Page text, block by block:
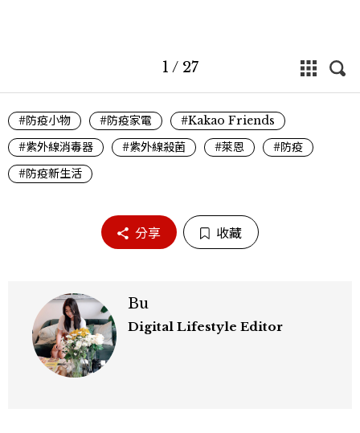
1 / 27
#防疫小物 #防疫家電
#Kakao Friends
#紫外線消毒器
#紫外線殺菌 #萊恩
#防疫
#防疫新生活
分享 收藏
Bu
Digital Lifestyle Editor